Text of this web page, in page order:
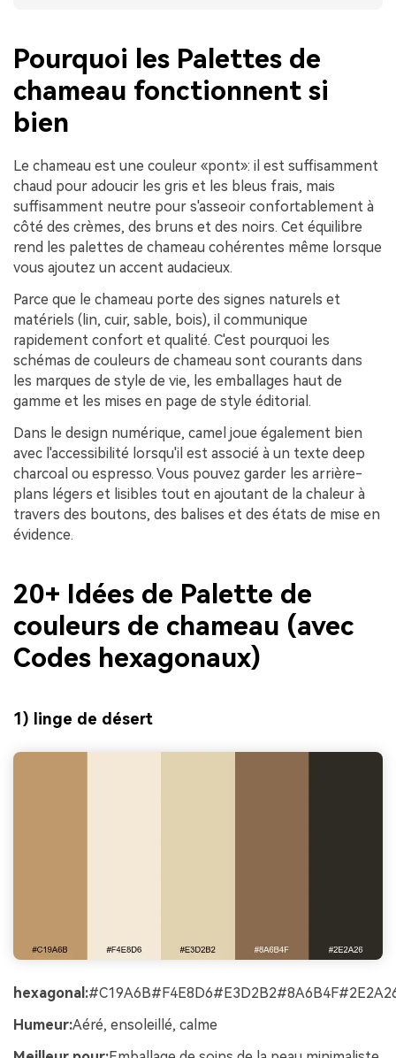
Pourquoi les Palettes de
chameau fonctionnent si
bien
Le chameau est une couleur «pont»: il est suffisamment
chaud pour adoucir les gris et les bleus frais, mais
suffisamment neutre pour s'asseoir confortablement à
côté des crèmes, des bruns et des noirs. Cet équilibre
rend les palettes de chameau cohérentes même lorsque
vous ajoutez un accent audacieux.
Parce que le chameau porte des signes naturels et
matériels (lin, cuir, sable, bois), il communique
rapidement confort et qualité. C'est pourquoi les
schémas de couleurs de chameau sont courants dans
les marques de style de vie, les emballages haut de
gamme et les mises en page de style éditorial.
Dans le design numérique, camel joue également bien
avec l'accessibilité lorsqu'il est associé à un texte deep
charcoal ou espresso. Vous pouvez garder les arrière-
plans légers et lisibles tout en ajoutant de la chaleur à
travers des boutons, des balises et des états de mise en
évidence.
20+ Idées de Palette de
couleurs de chameau (avec
Codes hexagonaux)
1) linge de désert
hexagonal:
Humeur:Aéré, ensoleillé, calme